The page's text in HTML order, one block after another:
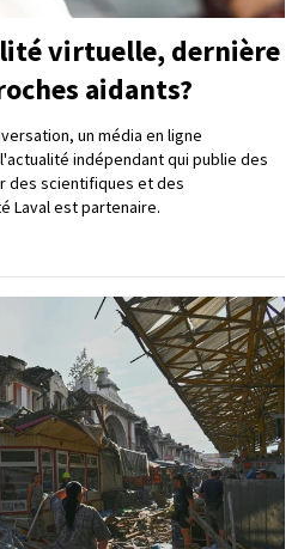
virtuelle, dernière
aidants?
un média en ligne
indépendant qui publie des
des scientifiques et des
Laval est partenaire.